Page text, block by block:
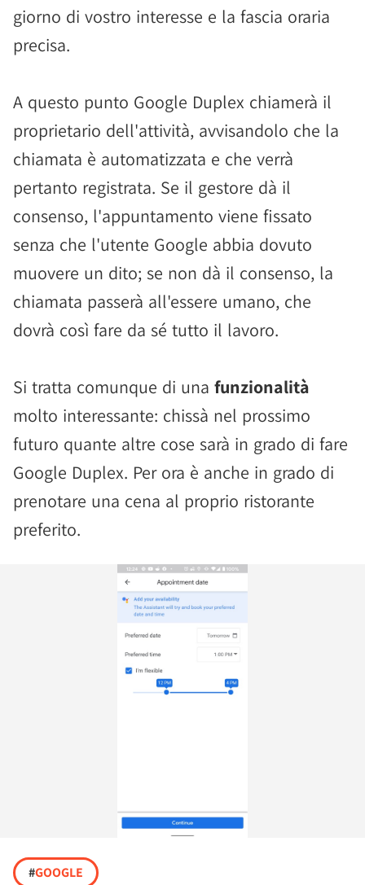
giorno di vostro interesse e la fascia oraria
precisa.
A questo punto Google Duplex chiamerà il
proprietario dell'attività, avvisandolo che la
chiamata è automatizzata e che verrà
pertanto registrata. Se il gestore dà il
consenso, l'appuntamento viene fissato
senza che l'utente Google abbia dovuto
muovere un dito; se non dà il consenso, la
chiamata passerà all'essere umano, che
dovrà così fare da sé tutto il lavoro.
Si tratta comunque di una funzionalità
molto interessante: chissà nel prossimo
futuro quante altre cose sarà in grado di fare
Google Duplex. Per ora è anche in grado di
prenotare una cena al proprio ristorante
preferito.
#GOOGLE